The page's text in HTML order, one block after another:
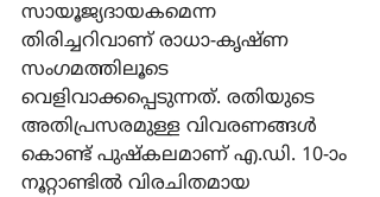
സായൂജ്യദായകമെന്ന
തിരിച്ചറിവാണ് രാധാ-കൃഷ്ണ
സംഗമത്തിലൂടെ
വെളിവാക്കപ്പെടുന്നത്. രതിയുടെ
അതിപ്രസരമുള്ള വിവരണങ്ങള്‍
കൊണ്ട് പുഷ്കലമാണ് എ.ഡി. 10-ാം
നൂറ്റാണ്ടില്‍ വിരചിതമായ